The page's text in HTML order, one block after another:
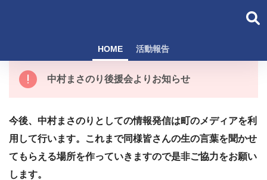
HOME 活動報告
中村まさのり後援会よりお知らせ
今後、中村まさのりとしての情報発信は町のメディアを利
用して行います。これまで同様皆さんの生の言葉を聞かせ
てもらえる場所を作っていきますので是非ご協力をお願い
します。